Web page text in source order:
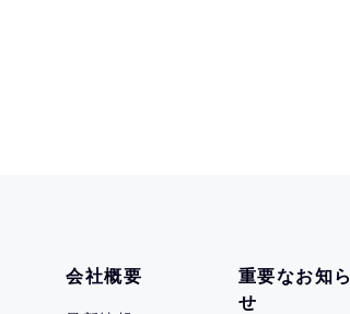
会社概要
重要なお知ら
せ